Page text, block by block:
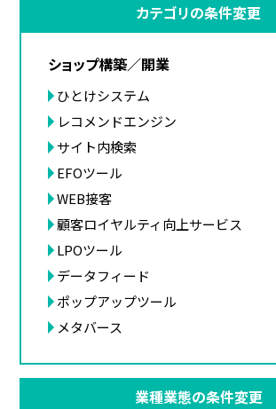
カテゴリの条件変更
ショップ構築／開業
ひとけシステム
レコメンドエンジン
サイト内検索
EFOツール
WEB接客
顧客ロイヤルティ向上サービス
LPOツール
データフィード
ポップアップツール
メタバース
業種業態の条件変更